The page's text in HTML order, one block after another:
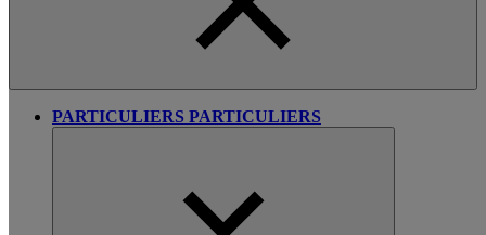
PARTICULIERS PARTICULIERS